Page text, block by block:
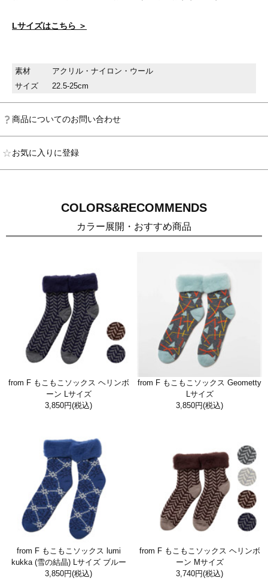
Lサイズはこちら ＞
素材
アクリル・ナイロン・ウール
サイズ
22.5-25cm
商品についてのお問い合わせ
お気に入りに登録
COLORS&RECOMMENDS
カラー展開・おすすめ商品
from F もこもこソックス ヘリンボ
ーン Lサイズ
3,850円(税込)
from F もこもこソックス Geometty
Lサイズ
3,850円(税込)
from F もこもこソックス lumi
kukka (雪の結晶) Lサイズ ブルー
3,850円(税込)
from F もこもこソックス ヘリンボ
ーン Mサイズ
3,740円(税込)